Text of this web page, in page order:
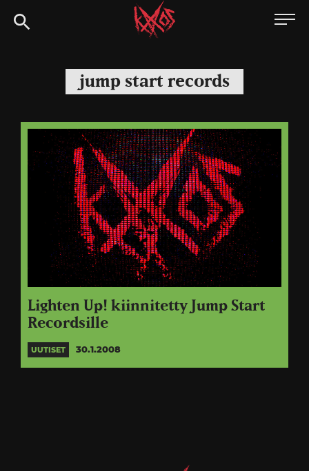
Siirry
suoraan
Kaaoszine
jump start records
Lighten Up! kiinnitetty Jump Start
Recordsille
UUTISET 30.1.2008